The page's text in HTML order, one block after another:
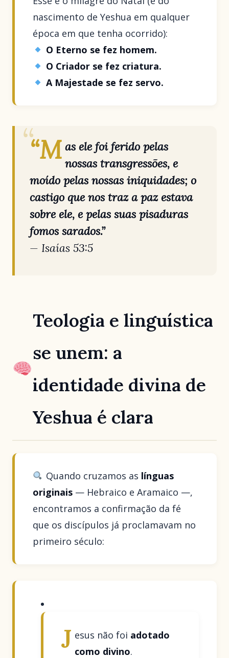
nascimento de Yeshua em qualquer
época em que tenha ocorrido):
O Eterno se fez homem.
O Criador se fez criatura.
A Majestade se fez servo.
“M as ele foi ferido pelas
nossas transgressões, e
moído pelas nossas iniquidades; o
castigo que nos traz a paz estava
sobre ele, e pelas suas pisaduras
fomos sarados.”
— Isaías 53:5
Teologia e linguística
se unem: a
identidade divina de
Yeshua é clara
Quando cruzamos as línguas
originais — Hebraico e Aramaico —,
encontramos a confirmação da fé
que os discípulos já proclamavam no
primeiro século:
J esus não foi adotado
como divino.